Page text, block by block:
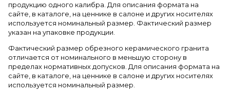
продукцию одного калибра. Для описания формата на
сайте, в каталоге, на ценнике в салоне и других носителях
используется номинальный размер. Фактический размер
указан на упаковке продукции.
Фактический размер обрезного керамического гранита
отличается от номинального в меньшую сторону в
пределах нормативных допусков. Для описания формата на
сайте, в каталоге, на ценнике в салоне и других носителях
используется номинальный размер.